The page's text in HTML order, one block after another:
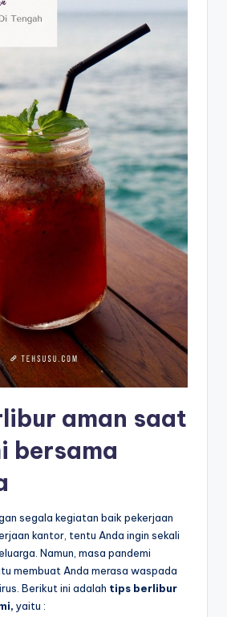
aman saat
bersama
segala kegiatan baik pekerjaan
kantor, tentu Anda ingin sekali
Namun, masa pandemi
membuat Anda merasa waspada
Berikut ini adalah tips berlibur
yaitu :